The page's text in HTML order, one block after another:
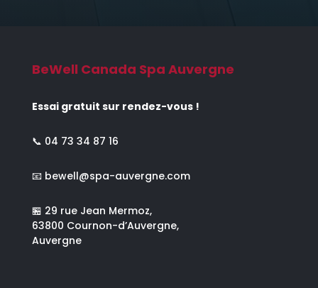
BeWell Canada Spa Auvergne
Essai gratuit sur rendez-vous !
📞 04 73 34 87 16
📧 bewell@spa-auvergne.com
🏪 29 rue Jean Mermoz,
63800 Cournon-d’Auvergne,
Auvergne